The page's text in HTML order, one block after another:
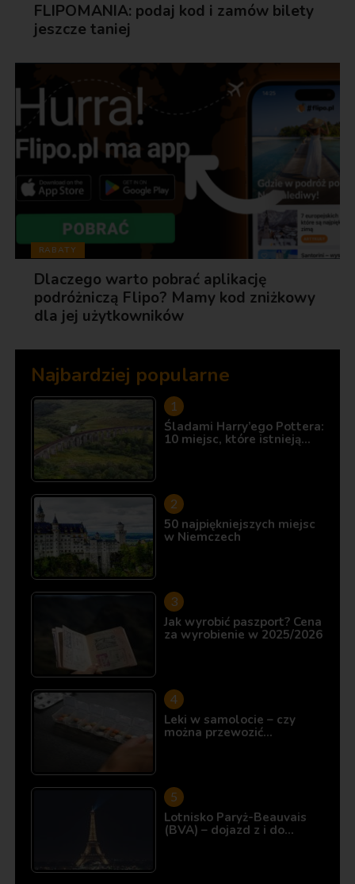
FLIPOMANIA: podaj kod i zamów bilety
jeszcze taniej
RABATY
Dlaczego warto pobrać aplikację
podróżniczą Flipo? Mamy kod zniżkowy
dla jej użytkowników
Najbardziej popularne
Śladami Harry’ego Pottera:
10 miejsc, które istnieją…
50 najpiękniejszych miejsc
w Niemczech
Jak wyrobić paszport? Cena
za wyrobienie w 2025/2026
Leki w samolocie – czy
można przewozić…
Lotnisko Paryż-Beauvais
(BVA) – dojazd z i do…